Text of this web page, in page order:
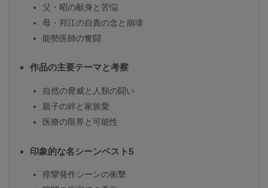
父・昭の献身と苦悩
母・邦江の自責の念と崩壊
能勢医師の奮闘
作品の主要テーマと考察
自然の脅威と人類の闘い
親子の絆と家族愛
医療の限界と可能性
印象的な名シーンベスト5
痙攣発作シーンの衝撃